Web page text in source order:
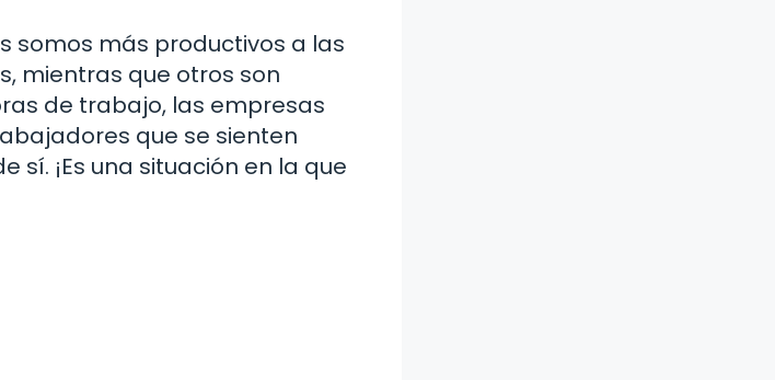
somos más productivos a las
mientras que otros son
de trabajo, las empresas
que se sienten
¡Es una situación en la que